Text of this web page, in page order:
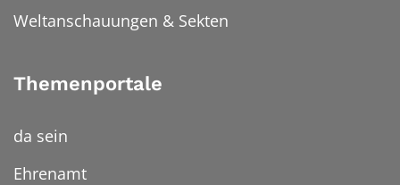
Weltanschauungen & Sekten
Themenportale
da sein
Ehrenamt